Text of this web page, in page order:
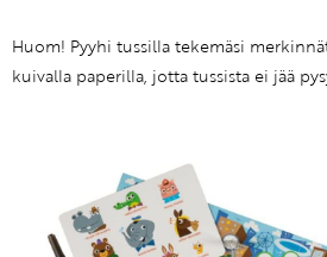
Huom! Pyyhi tussilla tekemäsi
kuivalla paperilla, jotta tussista ei jää